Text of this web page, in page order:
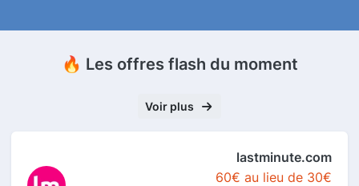
🔥 Les offres flash du moment
Voir plus
lastminute.com
60€ au lieu de 30€